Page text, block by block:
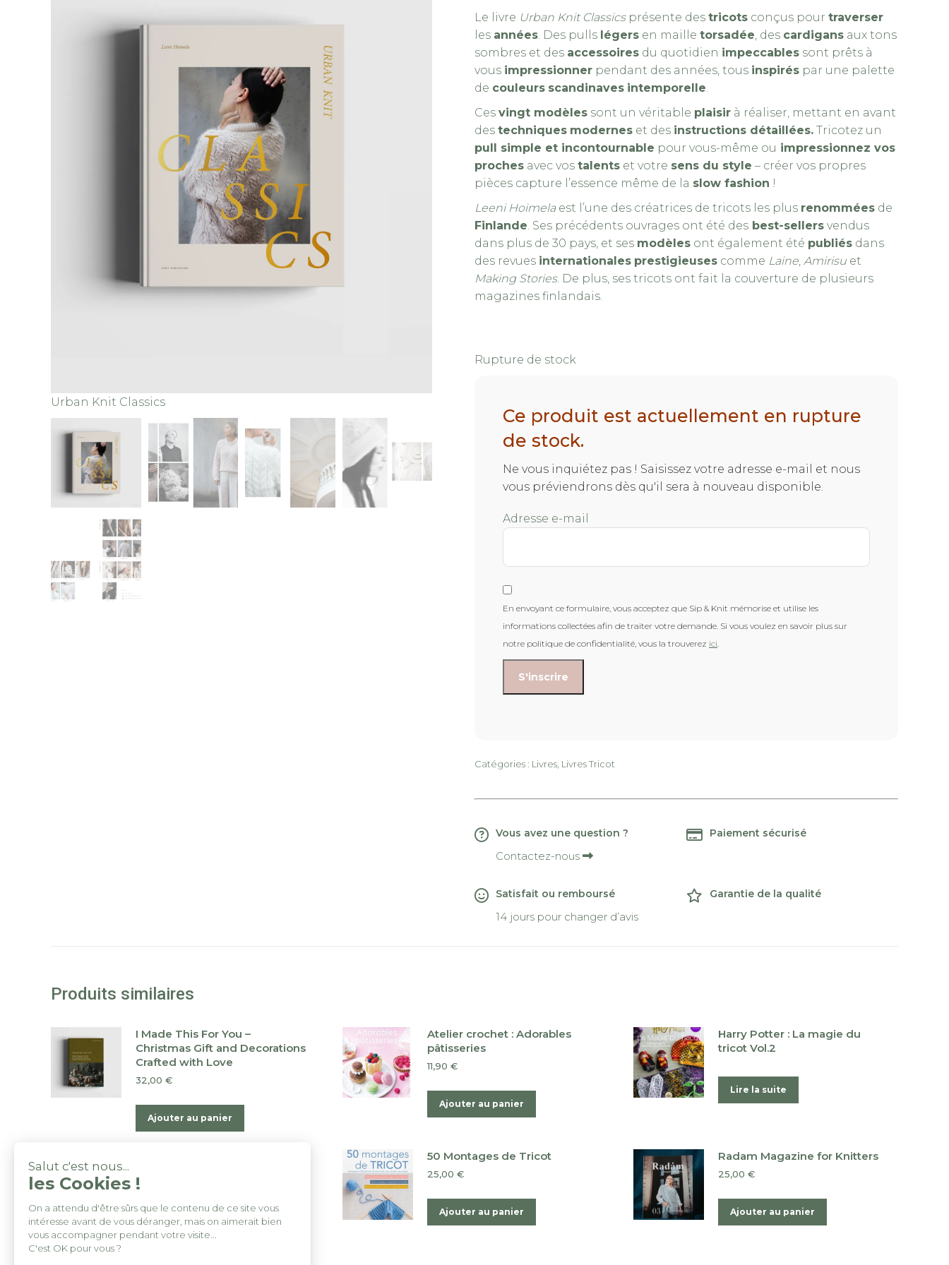
Urban Knit Classics
Urban Knit Classics – Image 2 Urban Knit Classics –
Le livre Urban Knit Classicsprésente des tricots conçus pour traverser
les années. Des pulls légers en maille torsadée, des cardigans aux tons
sombres et des accessoires du quotidien impeccables sont prêts à
vous impressionner pendant des années, tous inspirés par une palette
de couleurs scandinaves intemporelle.
Ces vingt modèles sont un véritable plaisir à réaliser, mettant en avant
des techniques modernes et des instructions détaillées. Tricotez un
pull simple et incontournable pour vous-même ou impressionnez vos
proches avec vos talents et votre sens du style – créer vos propres
pièces capture l’essence même de la slow fashion !
Leeni Hoimelaest l’une des créatrices de tricots les plus renommées de
Finlande. Ses précédents ouvrages ont été des best-sellers vendus
dans plus de 30 pays, et ses modèles ont également été publiés dans
des revues internationales prestigieuses comme Laine, Amirisu et
Making Stories. De plus, ses tricots ont fait la couverture de plusieurs
magazines finlandais.
Rupture de stock
Ce produit est actuellement en rupture
de stock.
Ne vous inquiétez pas ! Saisissez votre adresse e-mail et nous
vous préviendrons dès qu'il sera à nouveau disponible.
Adresse e-mail
En envoyant ce formulaire, vous acceptez que Sip & Knit mémorise et utilise les
informations collectées afin de traiter votre demande. Si vous voulez en savoir plus sur
notre politique de confidentialité, vous la trouverez ici.
Catégories : Livres Livres Tricot
Vous avez une question ?
Contactez-nous
Paiement sécurisé
Satisfait ou remboursé
14 jours pour changer d’avis
Garantie de la qualité
Produits similaires
I Made This For You –
Christmas Gift and Decorations
Crafted with Love
32,00 €
Ajouter au panier
Atelier crochet : Adorables
pâtisseries
11,90 €
Ajouter au panier
Harry Potter : La magie du
tricot Vol.2
Lire la suite
12,50
Ajouter au panier
50 Montages de Tricot
25,00 €
Ajouter au panier
Radam Magazine for Knitters
25,00 €
Ajouter au panier
Salut c'est nous...
les Cookies !
On a attendu d'être sûrs que le contenu de ce site vous
intéresse avant de vous déranger, mais on aimerait bien
vous accompagner pendant votre visite...
C'est OK pour vous ?